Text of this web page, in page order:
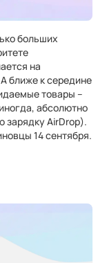
больших
на
ближе к середине
товары –
абсолютно
зарядку AirDrop).
14 сентября.